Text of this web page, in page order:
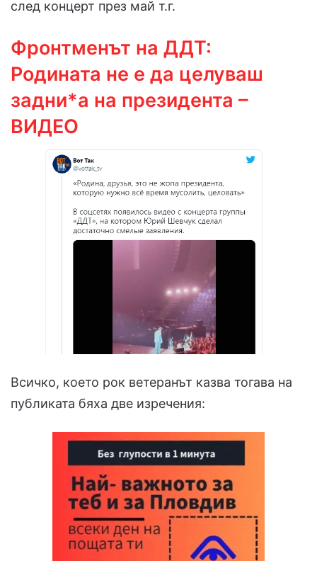
след концерт през май т.г.
Фронтменът на ДДТ:
Родината не е да целуваш
задни*а на президента –
ВИДЕО
Всичко, което рок ветеранът казва тогава на
публиката бяха две изречения: